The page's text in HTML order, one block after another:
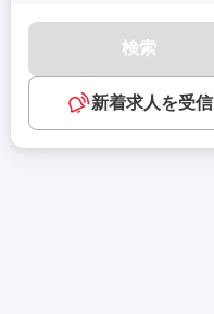
検索
新着求人を受信